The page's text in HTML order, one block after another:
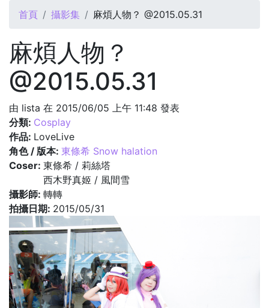
您在這裡
首頁 攝影集 麻煩人物？ @2015.05.31
麻煩人物？
@2015.05.31
由 lista 在 2015/06/05 上午 11:48 發表
分類: Cosplay
作品: LoveLive
角色 / 版本: 東條希 Snow halation
Coser: 東條希 / 莉絲塔
西木野真姬 / 風間雪
攝影師: 轉轉
拍攝日期: 2015/05/31